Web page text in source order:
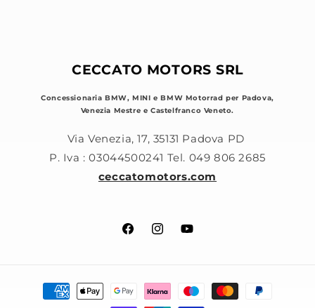
CECCATO MOTORS SRL
Concessionaria BMW, MINI e BMW Motorrad per Padova,
Venezia Mestre e Castelfranco Veneto.
Via Venezia, 17, 35131 Padova PD
P. Iva : 03044500241 Tel. 049 806 2685
ceccatomotors.com
FacebookInstagramYouTube
Metodi